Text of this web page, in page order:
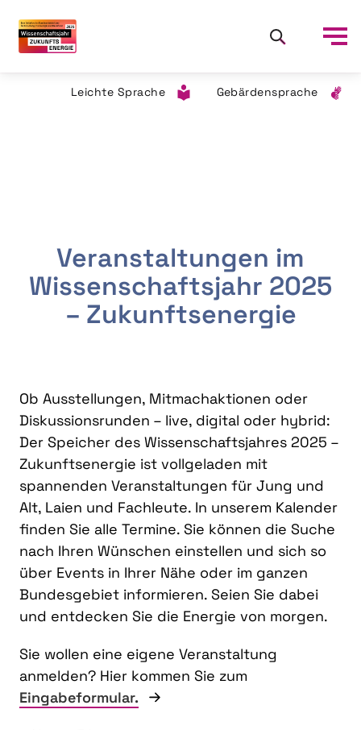
Leichte Sprache Gebärdensprache
Veranstaltungen im
Wissenschaftsjahr 2025
– Zukunftsenergie
Ob Ausstellungen, Mitmachaktionen oder
Diskussionsrunden – live, digital oder hybrid:
Der Speicher des Wissenschaftsjahres 2025 –
Zukunftsenergie ist vollgeladen mit
spannenden Veranstaltungen für Jung und
Alt, Laien und Fachleute. In unserem Kalender
finden Sie alle Termine. Sie können die Suche
nach Ihren Wünschen einstellen und sich so
über Events in Ihrer Nähe oder im ganzen
Bundesgebiet informieren. Seien Sie dabei
und entdecken Sie die Energie von morgen.
Sie wollen eine eigene Veranstaltung
anmelden? Hier kommen Sie zum
Eingabeformular.